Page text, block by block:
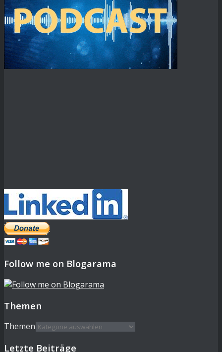
Follow me on Blogarama
Themen
Themen
Letzte Beiträge